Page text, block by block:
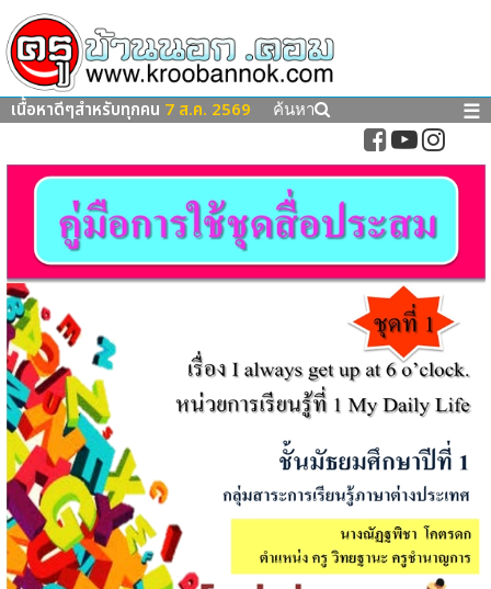
เนื้อหาดีๆสำหรับทุกคน 7 ส.ค. 2569 ค้นหา ☰